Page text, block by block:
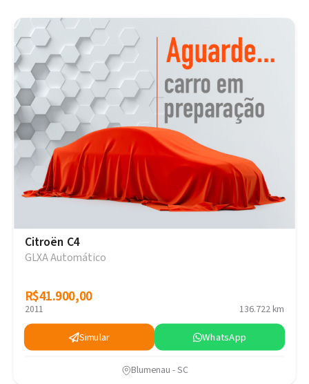
Citroën C4
GLXA Automático
R$41.900,00
R$41.900,00
2011 136.722 km
Simular WhatsApp
Blumenau - SC